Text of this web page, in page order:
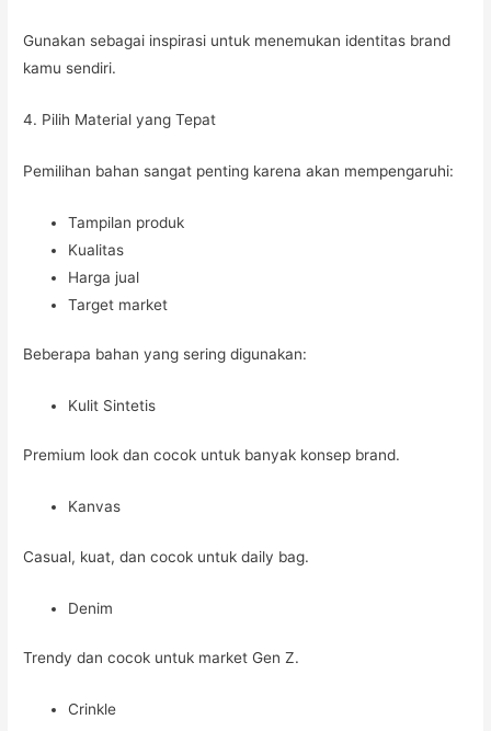
Gunakan sebagai inspirasi untuk menemukan identitas brand
kamu sendiri.
4. Pilih Material yang Tepat
Pemilihan bahan sangat penting karena akan mempengaruhi:
Tampilan produk
Kualitas
Harga jual
Target market
Beberapa bahan yang sering digunakan:
Kulit Sintetis
Premium look dan cocok untuk banyak konsep brand.
Kanvas
Casual, kuat, dan cocok untuk daily bag.
Denim
Trendy dan cocok untuk market Gen Z.
Crinkle